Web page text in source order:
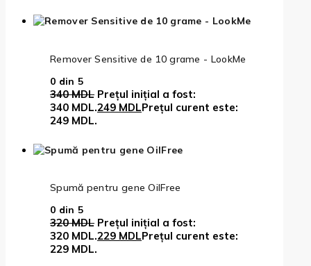
Remover Sensitive de 10 grame - LookMe
0 din 5
340MDL Prețul inițial a fost:
340 MDL.249 MDLPrețul curent este:
249 MDL.
Spumă pentru gene OilFree
0 din 5
320MDL Prețul inițial a fost:
320 MDL.229 MDLPrețul curent este:
229 MDL.